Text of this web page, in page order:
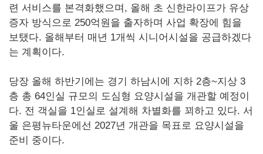
련 서비스를 본격화했으며, 올해 초 신한라이프가 유상
증자 방식으로 250억원을 출자하며 사업 확장에 힘을
보탰다. 올해부터 매년 1개씩 시니어시설을 공급하겠다
는 계획이다.
당장 올해 하반기에는 경기 하남시에 지하 2층~지상 3
층 총 64인실 규모의 도심형 요양시설을 개관할 예정이
다. 전 객실을 1인실로 설계해 차별화를 꾀하고 있다. 서
울 은평뉴타운에선 2027년 개관을 목표로 요양시설을
준비 중이다.